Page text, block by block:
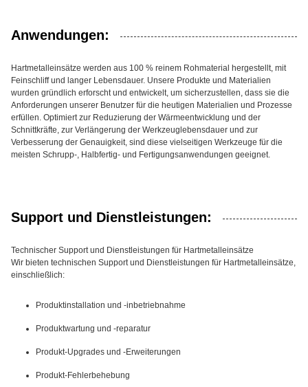
Anwendungen:
Hartmetalleinsätze werden aus 100 % reinem Rohmaterial hergestellt, mit
Feinschliff und langer Lebensdauer. Unsere Produkte und Materialien
wurden gründlich erforscht und entwickelt, um sicherzustellen, dass sie die
Anforderungen unserer Benutzer für die heutigen Materialien und Prozesse
erfüllen. Optimiert zur Reduzierung der Wärmeentwicklung und der
Schnittkräfte, zur Verlängerung der Werkzeuglebensdauer und zur
Verbesserung der Genauigkeit, sind diese vielseitigen Werkzeuge für die
meisten Schrupp-, Halbfertig- und Fertigungsanwendungen geeignet.
Support und Dienstleistungen:
Technischer Support und Dienstleistungen für Hartmetalleinsätze
Wir bieten technischen Support und Dienstleistungen für Hartmetalleinsätze,
einschließlich:
Produktinstallation und -inbetriebnahme
Produktwartung und -reparatur
Produkt-Upgrades und -Erweiterungen
Produkt-Fehlerbehebung